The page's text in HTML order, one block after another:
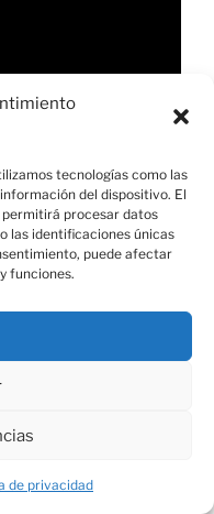
tecnologías como las
del dispositivo. El
procesar datos
las identificaciones únicas
puede afectar
funciones.
de privacidad
03:17